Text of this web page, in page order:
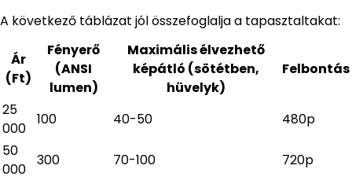
A következő táblázat jól összefoglalja a tapasztaltakat:
Ár
(Ft)
Fényerő
(ANSI
lumen)
Maximális élvezhető
képátló (sötétben,
hüvelyk)
Felbontás
25
000
100 40-50
480p
50
000
300 70-100
720p